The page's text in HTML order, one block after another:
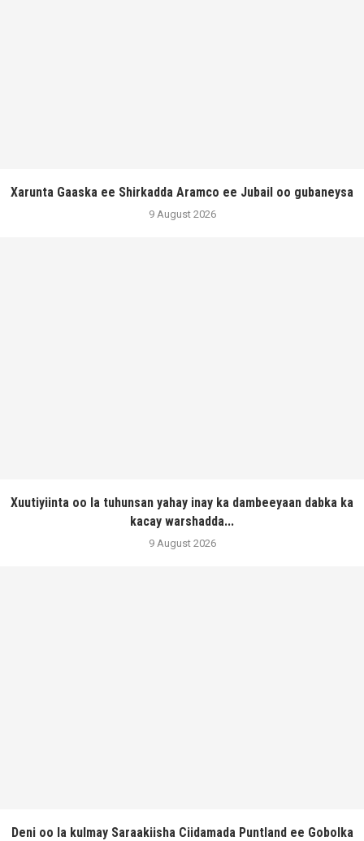
Xarunta Gaaska ee Shirkadda Aramco ee Jubail oo gubaneysa
9 August 2026
Xuutiyiinta oo la tuhunsan yahay inay ka dambeeyaan dabka ka
kacay warshadda...
9 August 2026
Deni oo la kulmay Saraakiisha Ciidamada Puntland ee Gobolka